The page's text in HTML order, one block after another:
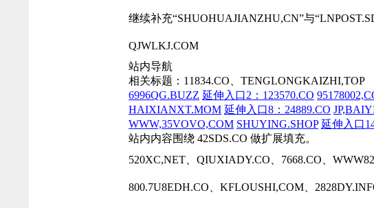
继续补充“SHUOHUAJIANZHU,CN”与
QJWLKJ.COM
站内导航
相关标题：11834.CO、TENGLONGKAIZHI,TOP
6996QG.BUZZ 延伸入口2：123570.CO
HAIXIANXT.MOM 延伸入口8：24889.CO
WWW,35VOVO,COM SHUYING.SHOP 延伸入口
站内内容围绕 42SDS.CO 做扩展填充。
520XC,NET、QIUXIADY.CO、7668.CO、
800.7U8EDH.CO、KFLOUSHI,COM、